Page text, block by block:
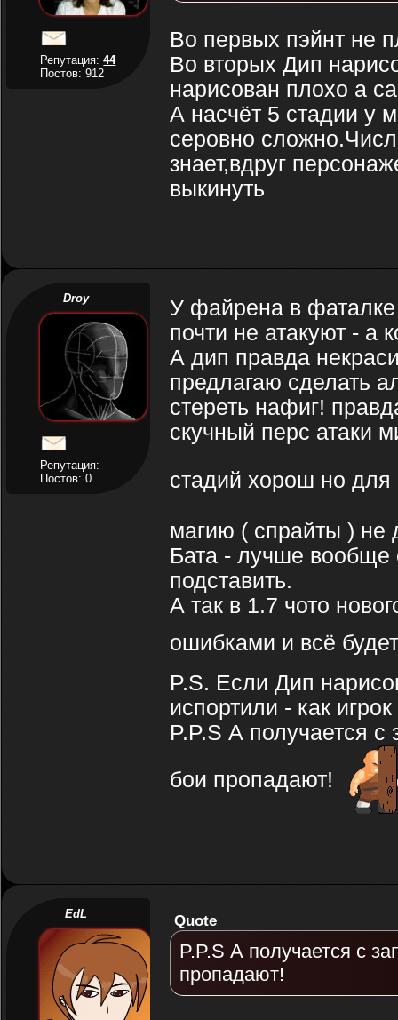
Репутация:44
Постов: 912
Во первых пэйнт не
Во вторых Дип
нарисован плохо а
А насчёт 5 стадии у
серовно
знает,вдруг
выкинуть
Droy
Репутация:
Постов: 0
У файрена в
почти не атакуют - а
А дип правда
предлагаю сделать
стереть нафиг!
скучный перс атаки
стадий хорош но
магию ( спрайты ) не
Бата - лучше вообще
подставить.
А так в 1.7 чото
ошибками и всё
P.S. Если Дип
испортили - как
P.P.S А получается
бои пропадают!
EdL Quote
P.P.S А получается с
пропадают!